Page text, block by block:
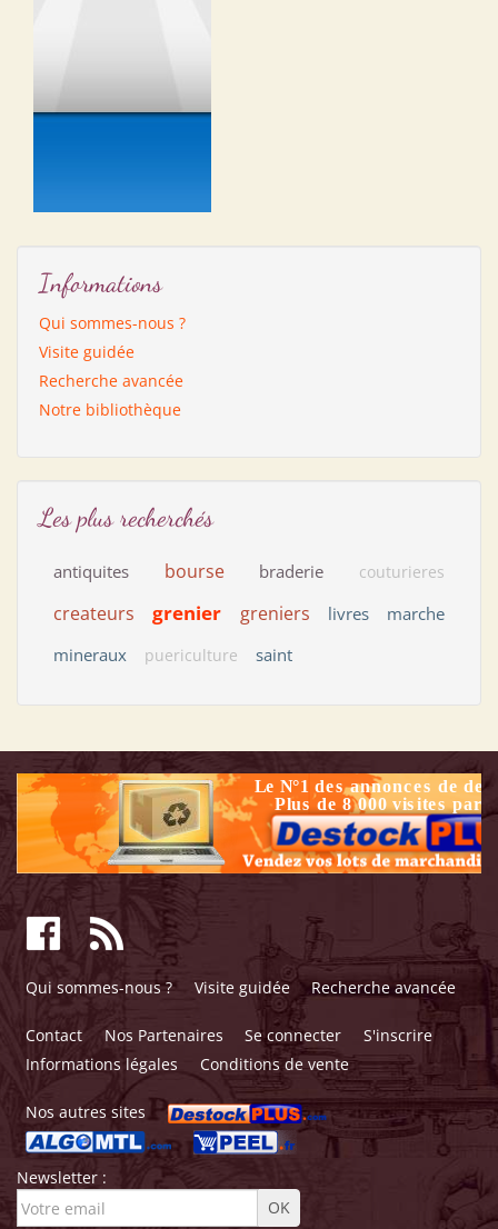
Informations
Qui sommes-nous ?
Visite guidée
Recherche avancée
Notre bibliothèque
Les plus recherchés
antiquites bourse braderie couturieres
createurs grenier greniers livres
marche
mineraux
puericulture saint
Qui sommes-nous ? Visite guidée Recherche avancée
Contact Nos Partenaires Se connecter
S'inscrire
Informations légales
Conditions de vente
Nos autres sites
Newsletter :